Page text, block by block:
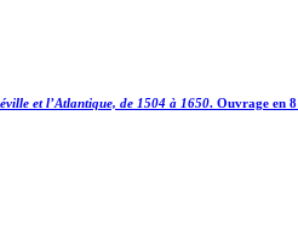
et l’Atlantique, de 1504 à 1650. Ouvrage en